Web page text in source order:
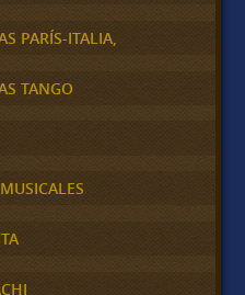
PARÍS-ITALIA,
TANGO